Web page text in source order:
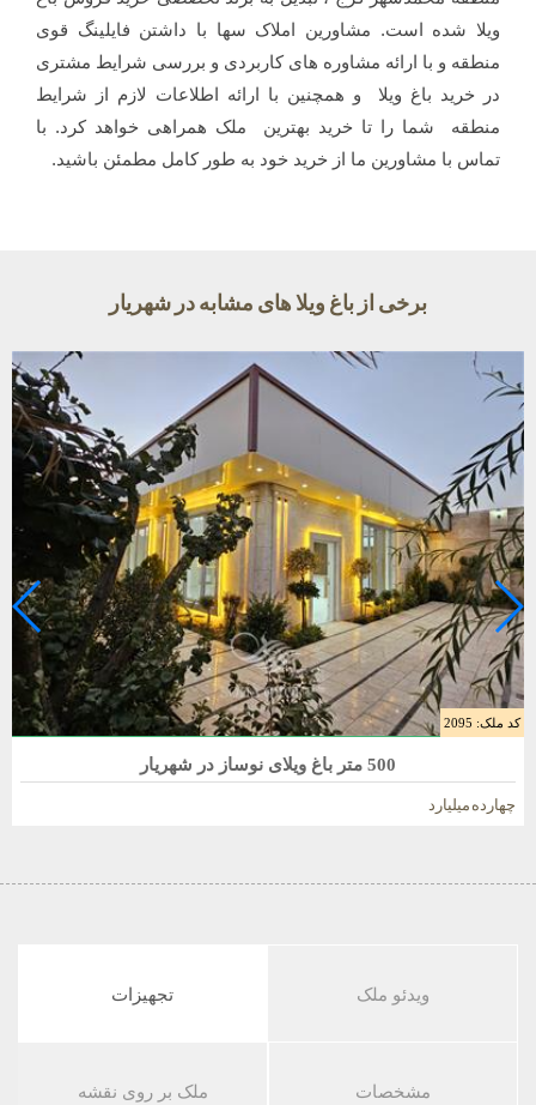
ویلا شده است. مشاورین املاک سها با داشتن فایلینگ قوی
منطقه و با ارائه مشاوره های کاربردی و بررسی شرایط مشتری
در خرید باغ ویلا و همچنین با ارائه اطلاعات لازم از شرایط
منطقه شما را تا خرید بهترین ملک همراهی خواهد کرد. با
تماس با مشاورین ما از خرید خود به طور کامل مطمئن باشید.
برخی از باغ ویلا های مشابه در شهریار
کد ملک: 2095
500 متر باغ ویلای نوساز در شهریار
چهارده میلیارد
تجهیزات ویدئو ملک
ملک بر روی نقشه مشخصات